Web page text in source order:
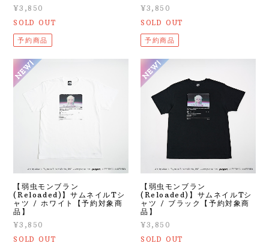
¥3,850
SOLD OUT
予約商品
¥3,850
SOLD OUT
予約商品
【弱虫モンブラン
(Reloaded)】サムネイルTシ
ャツ / ホワイト【予約対象商
品】
¥3,850
SOLD OUT
【弱虫モンブラン
(Reloaded)】サムネイルTシ
ャツ / ブラック【予約対象商
品】
¥3,850
SOLD OUT